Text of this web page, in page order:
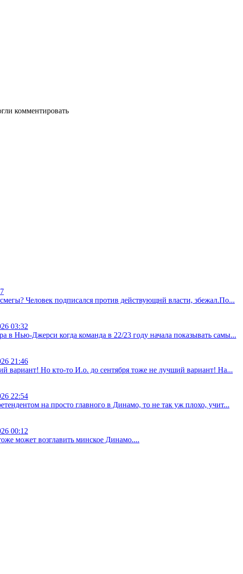
комментировать
Человек подписался против действующнй власти, збежал.По...
03:32
в Нью-Джерси когда команда в 22/23 году начала показывать самы...
21:46
вариант! Но кто-то И.о. до сентября тоже не лучший вариант! На...
22:54
на просто главного в Динамо, то не так уж плохо, учит...
00:12
может возглавить минское Динамо....